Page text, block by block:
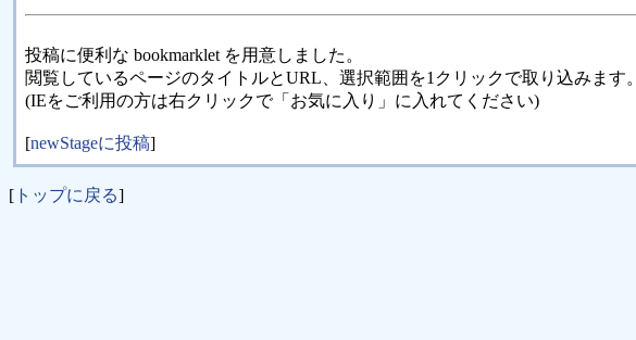
投稿に便利な bookmarklet を用意しました。
閲覧しているページのタイトルとURL、選択範囲を1クリックで取り込みます。
(IEをご利用の方は右クリックで「お気に入り」に入れてください)
[newStageに投稿]
[ トップに戻る]